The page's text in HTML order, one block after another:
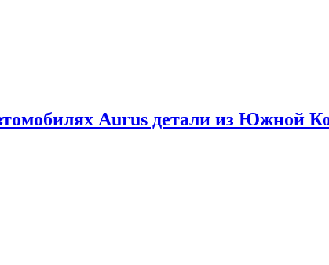
Aurus детали из Южной